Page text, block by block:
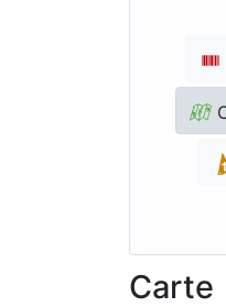
Carte